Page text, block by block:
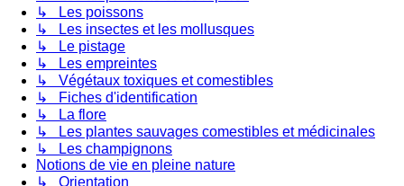
↳ Les poissons
↳ Les insectes et les mollusques
↳ Le pistage
↳ Les empreintes
↳ Végétaux toxiques et comestibles
↳ Fiches d'identification
↳ La flore
↳ Les plantes sauvages comestibles et médicinales
↳ Les champignons
Notions de vie en pleine nature
↳ Orientation